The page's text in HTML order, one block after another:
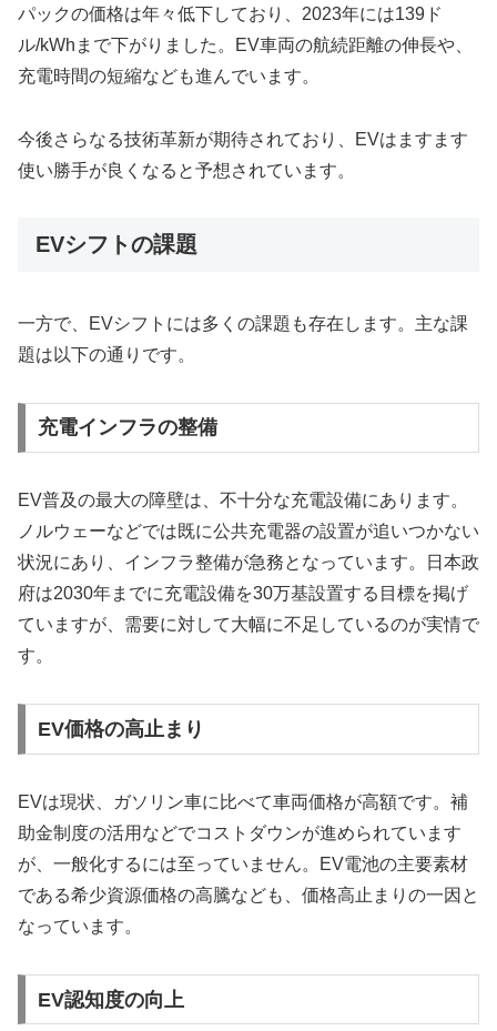
パックの価格は年々低下しており、2023年には139ド
ル/kWhまで下がりました。EV車両の航続距離の伸長や、
充電時間の短縮なども進んでいます。
今後さらなる技術革新が期待されており、EVはますます
使い勝手が良くなると予想されています。
EVシフトの課題
一方で、EVシフトには多くの課題も存在します。主な課
題は以下の通りです。
充電インフラの整備
EV普及の最大の障壁は、不十分な充電設備にあります。
ノルウェーなどでは既に公共充電器の設置が追いつかない
状況にあり、インフラ整備が急務となっています。日本政
府は2030年までに充電設備を30万基設置する目標を掲げ
ていますが、需要に対して大幅に不足しているのが実情で
す。
EV価格の高止まり
EVは現状、ガソリン車に比べて車両価格が高額です。補
助金制度の活用などでコストダウンが進められています
が、一般化するには至っていません。EV電池の主要素材
である希少資源価格の高騰なども、価格高止まりの一因と
なっています。
EV認知度の向上